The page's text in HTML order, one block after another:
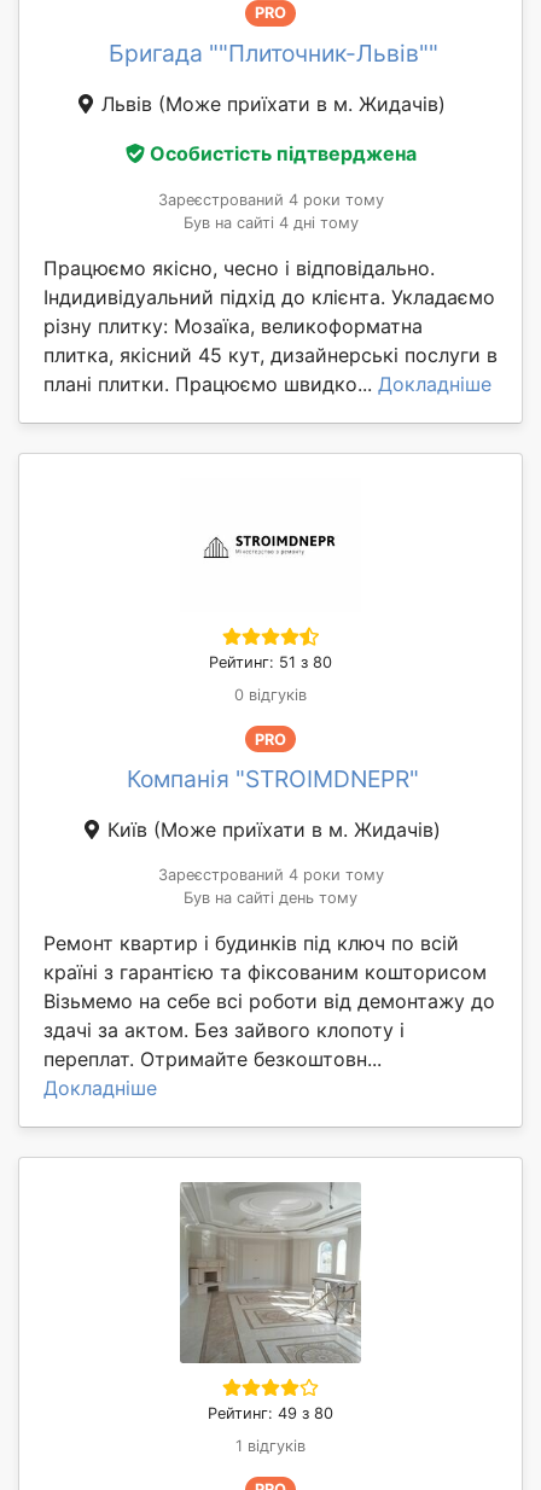
PRO
Бригада ""Плиточник-Львів""
Львів (Може приїхати в м. Жидачів)
Особистість підтверджена
Зареєстрований 4 роки тому
Був на сайті 4 дні тому
Працюємо якісно, чесно і відповідально.
Індидивідуальний підхід до клієнта. Укладаємо
різну плитку: Мозаїка, великоформатна
плитка, якісний 45 кут, дизайнерські послуги в
плані плитки. Працюємо швидко... Докладніше
Рейтинг: 51 з 80
0 відгуків
PRO
Компанія "STROIMDNEPR"
Київ (Може приїхати в м. Жидачів)
Зареєстрований 4 роки тому
Був на сайті день тому
Ремонт квартир і будинків під ключ по всій
країні з гарантією та фіксованим кошторисом
Візьмемо на себе всі роботи від демонтажу до
здачі за актом. Без зайвого клопоту і
переплат. Отримайте безкоштовн...
Докладніше
Рейтинг: 49 з 80
1 відгуків